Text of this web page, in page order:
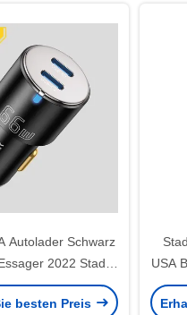
Autolader Schwarz
2022 Stadt
F688 F698
besten Preis
USA